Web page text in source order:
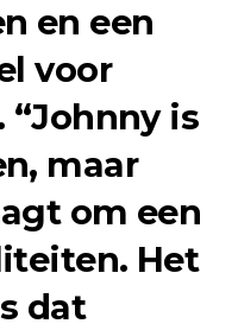
en een
voor
is
maar
om een
Het
dat